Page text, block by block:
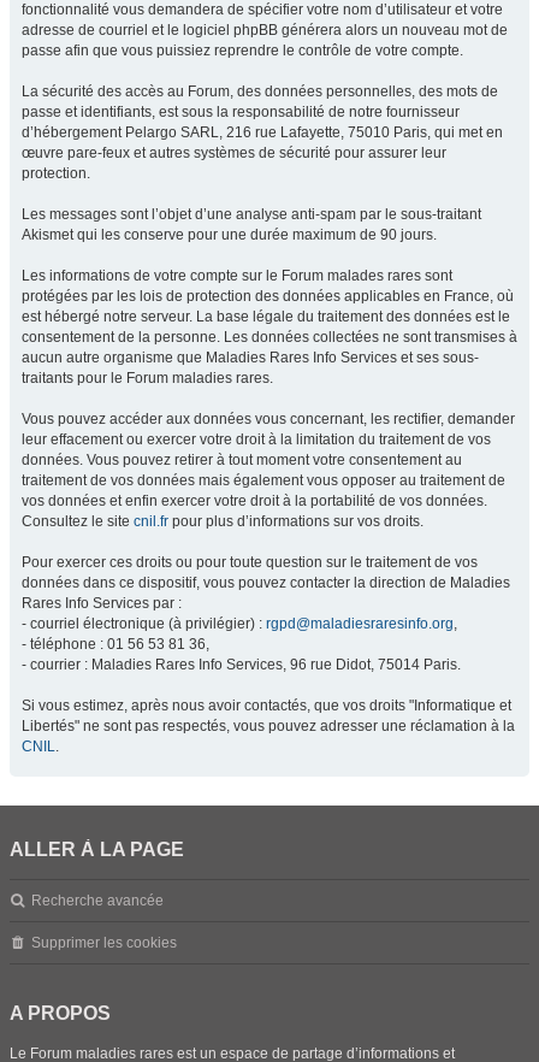
fonctionnalité vous demandera de spécifier votre nom d’utilisateur et votre
adresse de courriel et le logiciel phpBB générera alors un nouveau mot de
passe afin que vous puissiez reprendre le contrôle de votre compte.
La sécurité des accès au Forum, des données personnelles, des mots de
passe et identifiants, est sous la responsabilité de notre fournisseur
d’hébergement Pelargo SARL, 216 rue Lafayette, 75010 Paris, qui met en
œuvre pare-feux et autres systèmes de sécurité pour assurer leur
protection.
Les messages sont l’objet d’une analyse anti-spam par le sous-traitant
Akismet qui les conserve pour une durée maximum de 90 jours.
Les informations de votre compte sur le Forum malades rares sont
protégées par les lois de protection des données applicables en France, où
est hébergé notre serveur. La base légale du traitement des données est le
consentement de la personne. Les données collectées ne sont transmises à
aucun autre organisme que Maladies Rares Info Services et ses sous-
traitants pour le Forum maladies rares.
Vous pouvez accéder aux données vous concernant, les rectifier, demander
leur effacement ou exercer votre droit à la limitation du traitement de vos
données. Vous pouvez retirer à tout moment votre consentement au
traitement de vos données mais également vous opposer au traitement de
vos données et enfin exercer votre droit à la portabilité de vos données.
Consultez le site cnil.fr pour plus d’informations sur vos droits.
Pour exercer ces droits ou pour toute question sur le traitement de vos
données dans ce dispositif, vous pouvez contacter la direction de Maladies
Rares Info Services par :
- courriel électronique (à privilégier) : rgpd@maladiesraresinfo.org,
- téléphone : 01 56 53 81 36,
- courrier : Maladies Rares Info Services, 96 rue Didot, 75014 Paris.
Si vous estimez, après nous avoir contactés, que vos droits "Informatique et
Libertés" ne sont pas respectés, vous pouvez adresser une réclamation à la
CNIL.
ALLER À LA PAGE
Recherche avancée
Supprimer les cookies
A PROPOS
Le Forum maladies rares est un espace de partage d’informations et